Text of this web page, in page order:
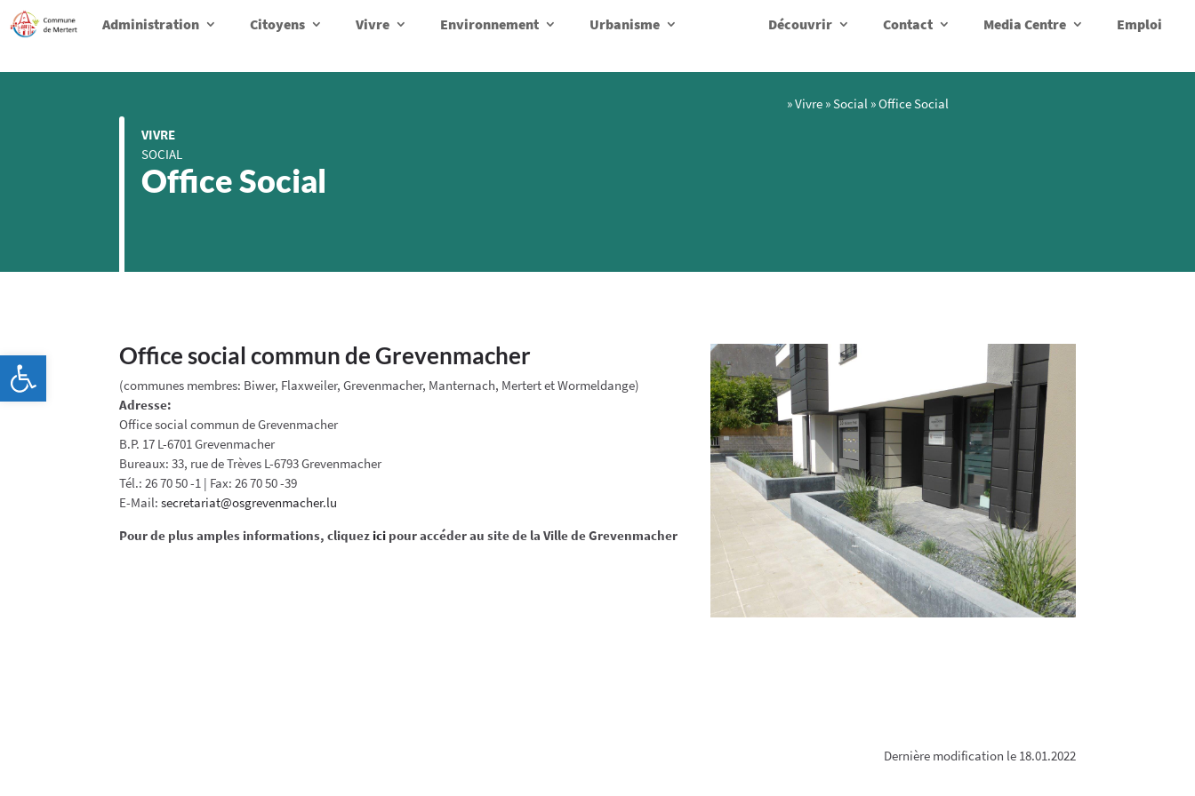
Administration Citoyens Vivre Environnement Urbanisme Découvrir Contact Media Centre Emploi
VIVRE
SOCIAL
Office Social
»Vivre »Social »Office Social
Office social commun de Grevenmacher
(communes membres: Biwer, Flaxweiler, Grevenmacher, Manternach, Mertert et Wormeldange)
​Adresse:
Office social commun de Grevenmacher
B.P. 17 L-6701 Grevenmacher
Bureaux: 33, rue de Trèves L-6793 Grevenmacher
Tél.: 26 70 50 -1 | Fax: 26 70 50 -39
E-Mail:secretariat@osgrevenmacher.lu
Pour de plus amples informations, cliquezici pour accéder au site de la Ville de Grevenmacher
Dernière modification le 18.01.2022
Ouvrir la barre d’outils